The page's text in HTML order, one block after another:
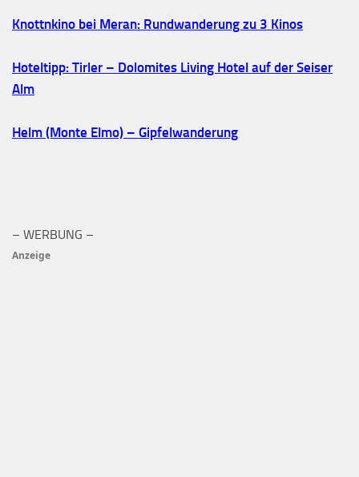
Knottnkino bei Meran: Rundwanderung zu 3 Kinos
Hoteltipp: Tirler – Dolomites Living Hotel auf der Seiser
Alm
Helm (Monte Elmo) – Gipfelwanderung
– WERBUNG –
Anzeige